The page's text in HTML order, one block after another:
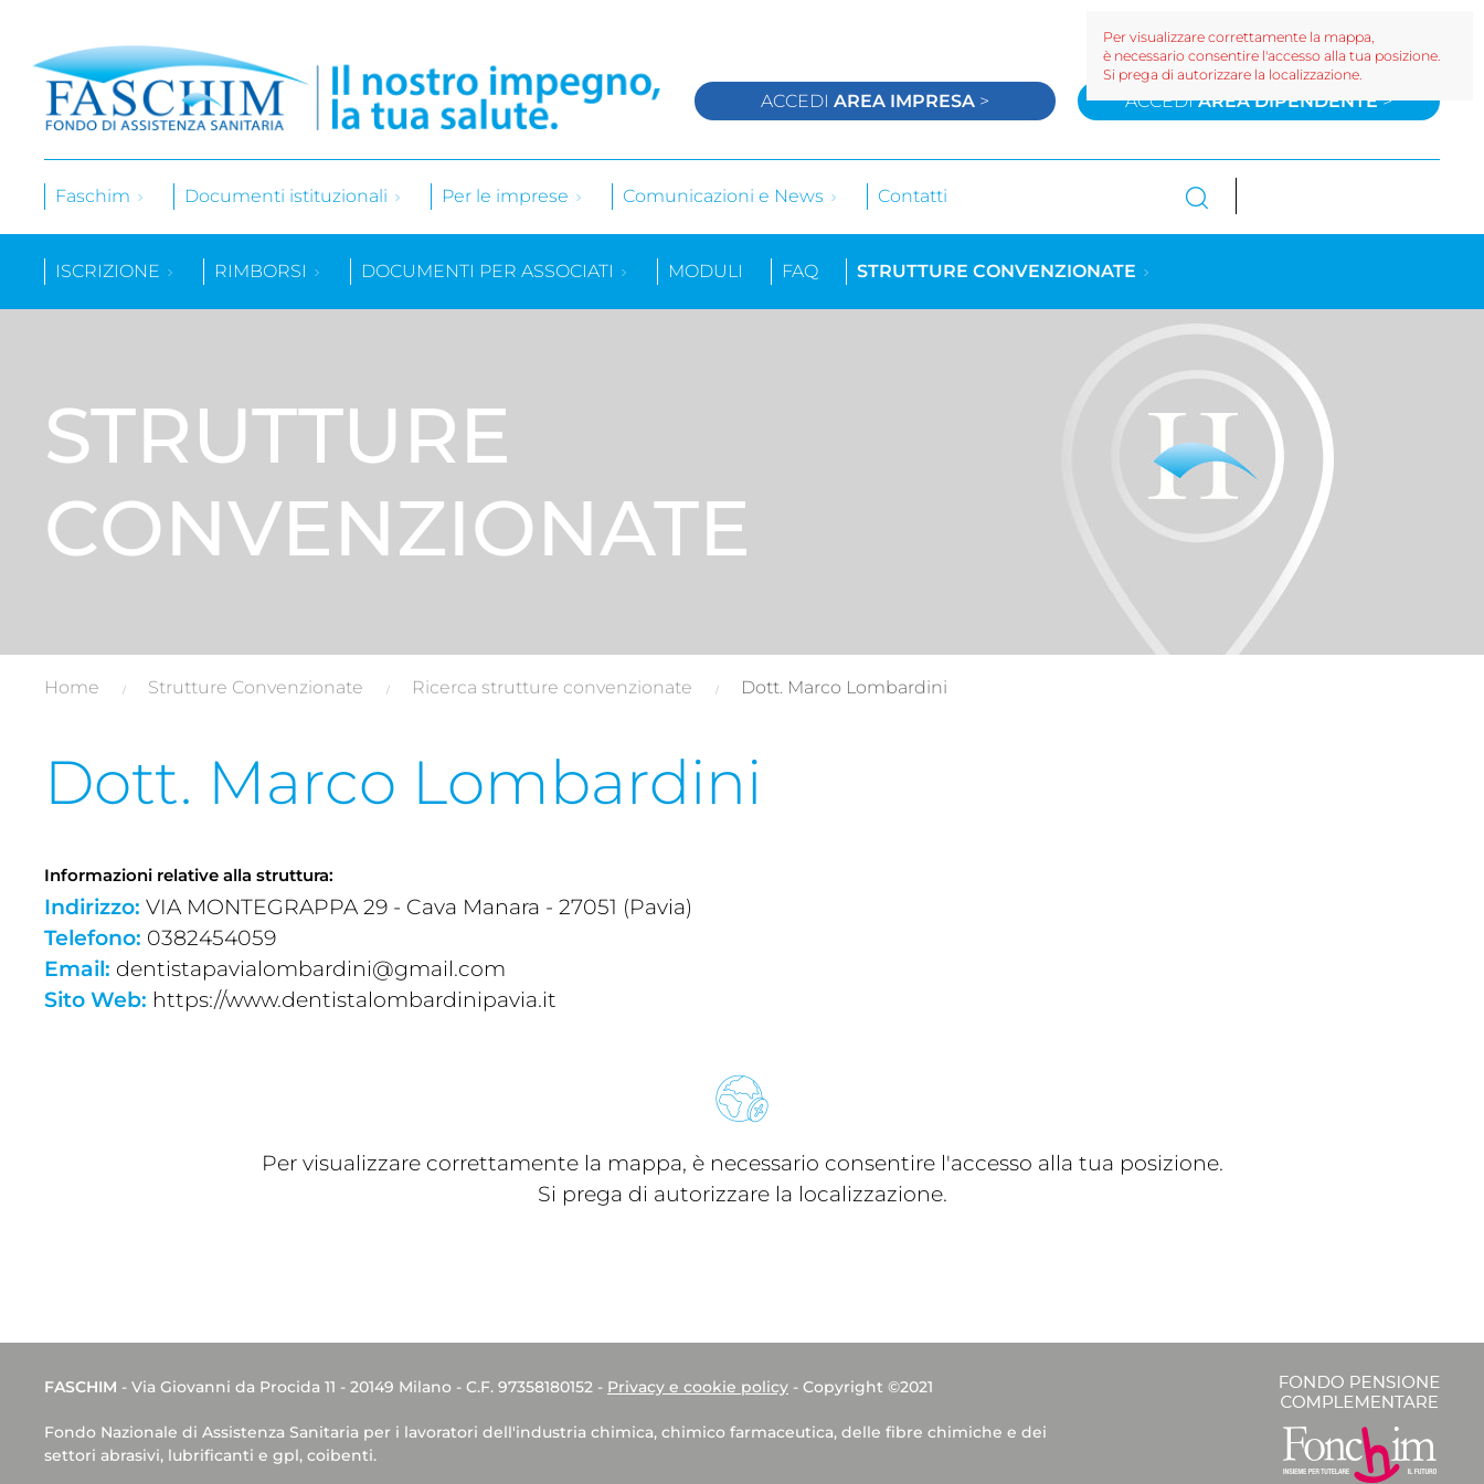
ACCEDIAREA IMPRESA > ACCEDIAREA DIPENDENTE>
Faschim Documenti istituzionali Per le imprese Comunicazioni e News Contatti
ISCRIZIONE RIMBORSI DOCUMENTI PER ASSOCIATI MODULI FAQ STRUTTURE CONVENZIONATE
STRUTTURE
CONVENZIONATE
Home Strutture Convenzionate Ricerca strutture convenzionate Dott. Marco Lombardini
Dott. Marco Lombardini
Informazioni relative alla struttura:
Indirizzo: VIA MONTEGRAPPA 29 - Cava Manara - 27051 (Pavia)
Telefono: 0382454059
Email: dentistapavialombardini@gmail.com
Sito Web: https://www.dentistalombardinipavia.it
Per visualizzare correttamente la mappa, è necessario consentire l'accesso alla tua posizione.
Si prega di autorizzare la localizzazione.
FASCHIM - Via Giovanni da Procida 11 - 20149 Milano - C.F. 97358180152 - Privacy e cookie policy - Copyright ©2021
Fondo Nazionale di Assistenza Sanitaria per i lavoratori dell'industria chimica, chimico farmaceutica, delle fibre chimiche e dei
settori abrasivi, lubrificanti e gpl, coibenti.
Per visualizzare correttamente la mappa,
è necessario consentire l'accesso alla tua posizione.
Si prega di autorizzare la localizzazione.